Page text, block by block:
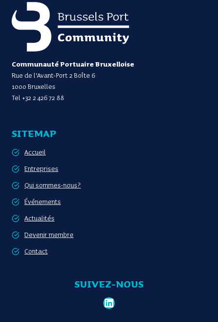
Communauté Portuaire Bruxelloise
Rue de l’Avant-Port 2 Boîte 6
1000 Bruxelles
Tel +32 2 426 72 88
SITEMAP
Accueil
Entreprises
Qui sommes-nous?
Événements
Actualités
Devenir membre
Contact
SUIVEZ-NOUS
LinkedIn